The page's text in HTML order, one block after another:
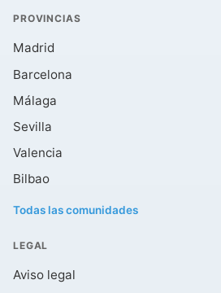
PROVINCIAS
Madrid
Barcelona
Málaga
Sevilla
Valencia
Bilbao
Todas las comunidades
LEGAL
Aviso legal